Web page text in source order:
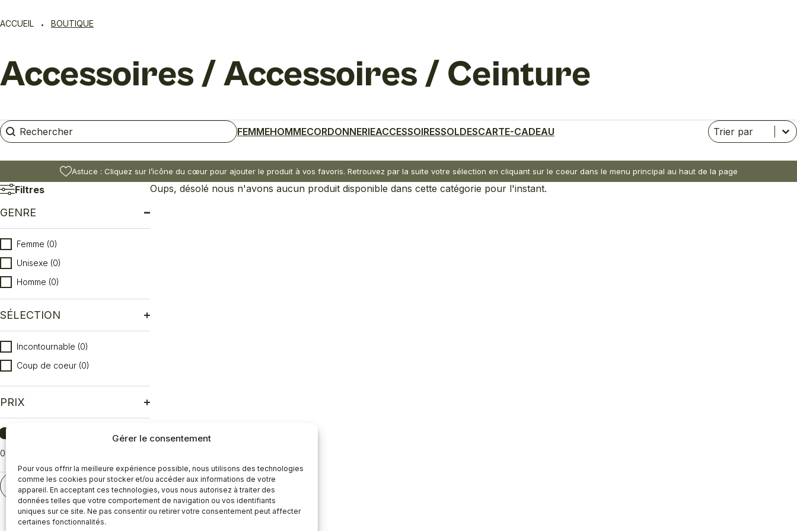
Gérer le consentement
Pour vous offrir la meilleure expérience possible, nous utilisons des technologies
comme les cookies pour stocker et/ou accéder aux informations de votre
appareil. En acceptant ces technologies, vous nous autorisez à traiter des
données telles que votre comportement de navigation ou vos identifiants
uniques sur ce site. Ne pas consentir ou retirer votre consentement peut affecter
certaines fonctionnalités.
ACCUEIL BOUTIQUE
Accessoires / Accessoires / Ceinture
Rechercher
Rechercher FEMMEHOMMECORDONNERIEACCESSOIRESSOLDESCARTE-CADEAU Trier
Trier le contenu
Trier le contenu
Astuce : Cliquez sur l’icône du cœur pour ajouter le produit à vos favoris. Retrouvez par la suite votre sélection en cliquant sur le coeur dans le menu principal au haut de la page
Filtres
GENRE
Genre
Femme (0)
Unisexe (0)
Homme (0)
SÉLECTION
Sélection
Incontournable (0)
Coup de coeur (0)
PRIX
Prix
0
RÉINITIALISER
Oups, désolé nous n'avons aucun produit disponible dans cette catégorie pour l'instant.